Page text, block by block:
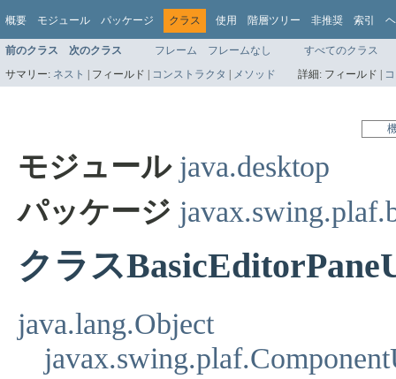
概要 モジュール パッケージ クラス 使用 階層ツリー 非推奨 索引
前のクラス 次のクラス フレーム フレームなし
すべてのクラス
サマリー: ネスト | フィールド | コンストラクタ | メソッド 詳細: フィールド |
モジュール java.desktop
パッケージ
クラス
java.lang.Object